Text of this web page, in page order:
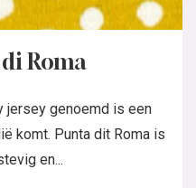
Roma
jersey genoemd is een
komt. Punta dit Roma is
en...